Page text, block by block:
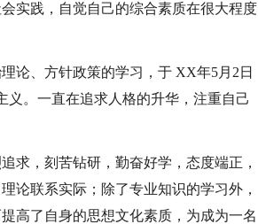
实践，自觉自己的综合素质在很大程度
论、方针政策的学习，于 XX年5月2日
义。一直在追求人格的升华，注重自己
求，刻苦钻研，勤奋好学，态度端正，
论联系实际；除了专业知识的学习外，
高了自身的思想文化素质，为成为一名